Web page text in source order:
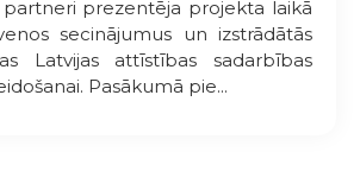
prezentēja projekta laikā
secinājumus un izstrādātās
Latvijas attīstības sadarbības
Pasākumā pie...